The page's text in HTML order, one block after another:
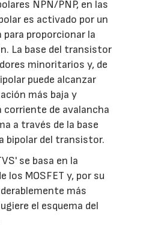
NPN/PNP, en las
es activado por un
proporcionar la
La base del transistor
minoritarios y, de
puede alcanzar
más baja y
de avalancha
a través de la base
bipolar del transistor.
se basa en la
los MOSFET y, por su
más
el esquema del